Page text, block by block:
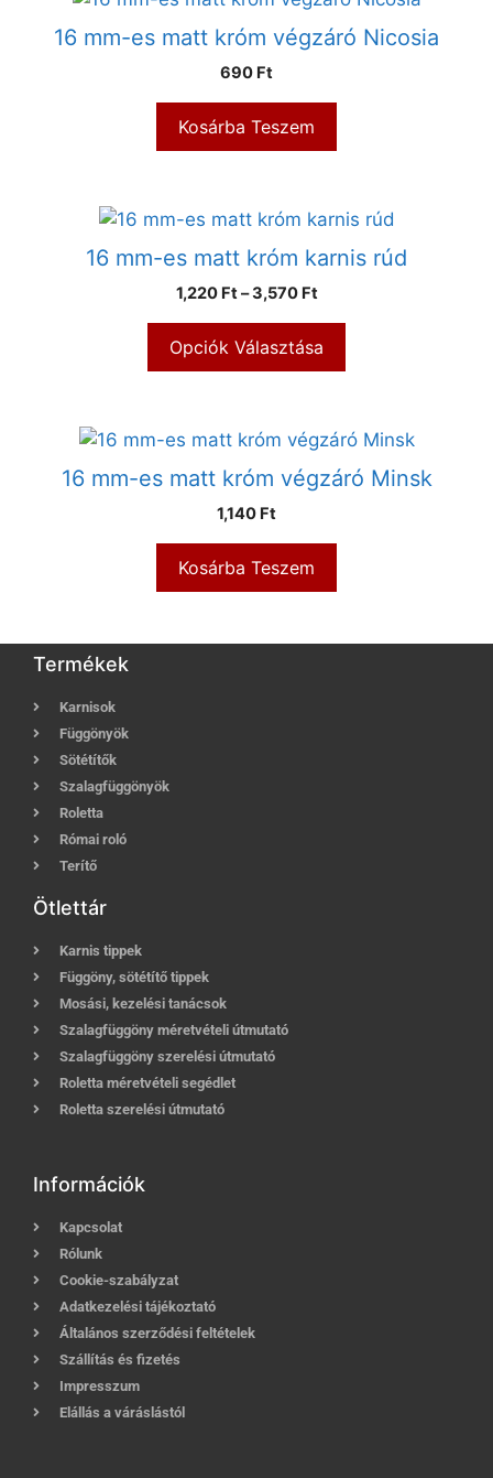
16 mm-es matt króm végzáró Nicosia
690 Ft
Kosárba Teszem
16 mm-es matt króm karnis rúd
1,220 Ft–3,570 Ft
Opciók Választása
16 mm-es matt króm végzáró Minsk
1,140 Ft
Kosárba Teszem
Termékek
Karnisok
Függönyök
Sötétítők
Szalagfüggönyök
Roletta
Római roló
Terítő
Ötlettár
Karnis tippek
Függöny, sötétítő tippek
Mosási, kezelési tanácsok
Szalagfüggöny méretvételi útmutató
Szalagfüggöny szerelési útmutató
Roletta méretvételi segédlet
Roletta szerelési útmutató
Információk
Kapcsolat
Rólunk
Cookie-szabályzat
Adatkezelési tájékoztató
Általános szerződési feltételek
Szállítás és fizetés
Impresszum
Elállás a váráslástól